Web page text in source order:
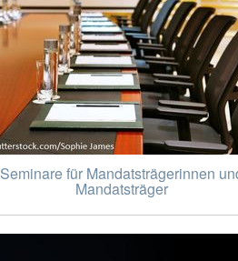
Seminare für Mandatsträgerinnen
Mandatsträger